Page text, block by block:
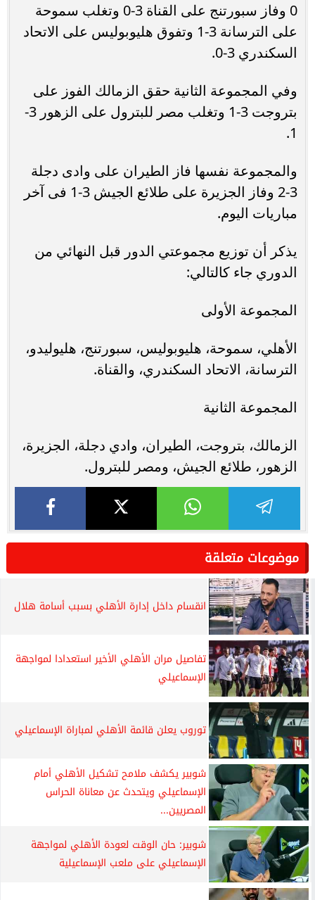
0 وفاز سبورتنج على القناة 3-0 وتغلب سموحة
على الترسانة 3-1 وتفوق هليوبوليس على الاتحاد
السكندري 3-0.
وفي المجموعة الثانية حقق الزمالك الفوز على
بتروجت 3-1 وتغلب مصر للبترول على الزهور 3-
1.
والمجموعة نفسها فاز الطيران على وادى دجلة
3-2 وفاز الجزيرة على طلائع الجيش 3-1 فى آخر
مباريات اليوم.
يذكر أن توزيع مجموعتي الدور قبل النهائي من
الدوري جاء كالتالي:
المجموعة الأولى
الأهلي، سموحة، هليوبوليس، سبورتنج، هليوليدو،
الترسانة، الاتحاد السكندري، والقناة.
المجموعة الثانية
الزمالك، بتروجت، الطيران، وادي دجلة، الجزيرة،
الزهور، طلائع الجيش، ومصر للبترول.
موضوعات متعلقة
انقسام داخل إدارة الأهلي بسبب أسامة هلال
تفاصيل مران الأهلي الأخير استعدادا لمواجهة
الإسماعيلي
توروب يعلن قائمة الأهلي لمباراة الإسماعيلي
شوبير يكشف ملامح تشكيل الأهلي أمام
الإسماعيلي ويتحدث عن معاناة الحراس
المصريين...
شوبير: حان الوقت لعودة الأهلي لمواجهة
الإسماعيلي على ملعب الإسماعيلية